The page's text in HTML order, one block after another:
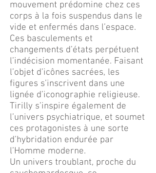
mouvement prédomine chez ces
corps à la fois suspendus dans le
vide et enfermés dans l’espace.
Ces basculements et
changements d’états perpétuent
l’indécision momentanée. Faisant
l’objet d’icônes sacrées, les
figures s’inscrivent dans une
lignée d’iconographie religieuse.
Tirilly s’inspire également de
l’univers psychiatrique, et soumet
ces protagonistes à une sorte
d’hybridation endurée par
l’Homme moderne.
Un univers troublant, proche du